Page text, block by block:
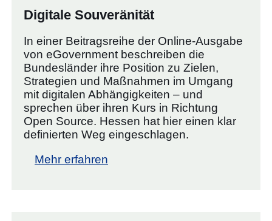
Digitale Souveränität
In einer Beitragsreihe der Online-Ausgabe
von eGovernment beschreiben die
Bundesländer ihre Position zu Zielen,
Strategien und Maßnahmen im Umgang
mit digitalen Abhängigkeiten – und
sprechen über ihren Kurs in Richtung
Open Source. Hessen hat hier einen klar
definierten Weg eingeschlagen.
Mehr erfahren